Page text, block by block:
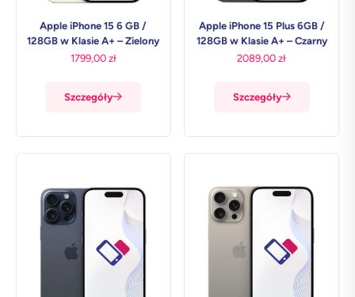
Apple iPhone 15 6 GB /
128GB w Klasie A+ – Zielony
Szczegóły
1799,00 zł
Apple iPhone 15 Plus 6GB /
128GB w Klasie A+ – Czarny
Szczegóły
2089,00zł